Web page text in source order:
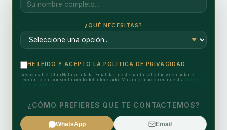
¿QUÉ NECESITAS?
HE LEÍDO Y ACEPTO LA POLÍTICA DE PRIVACIDAD.
Responsable: Club Natura Lufada. Finalidad: gestionar tu solicitud y contactarte.
Legitimación: consentimiento del interesado. Más información en nuestra
¿CÓMO PREFIERES QUE TE CONTACTEMOS?
WhatsApp Email